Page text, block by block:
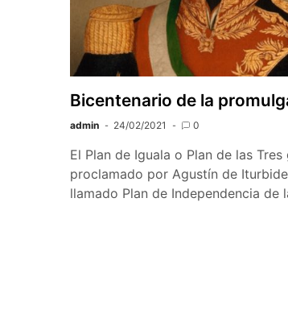
Bicentenario de la
admin 24/02/2021 0
El Plan de Iguala o Plan de las
proclamado por Agustín de
llamado Plan de Independencia de